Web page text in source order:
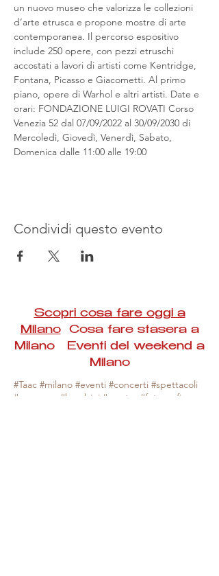
un nuovo museo che valorizza le collezioni
d’arte etrusca e propone mostre di arte
contemporanea. Il percorso espositivo
include 250 opere, con pezzi etruschi
accostati a lavori di artisti come Kentridge,
Fontana, Picasso e Giacometti. Al primo
piano, opere di Warhol e altri artisti. Date e
orari: FONDAZIONE LUIGI ROVATI Corso
Venezia 52 dal 07/09/2022 al 30/09/2030 di
Mercoledì, Giovedì, Venerdì, Sabato,
Domenica dalle 11:00 alle 19:00
Condividi questo evento
Scopri cosa fare oggi a
MilanoCosa fare stasera a
Milano Eventi del weekend a
Milano
#Taac #milano #eventi #concerti #spettacoli
#rassegne #bambini #mostre #fotografia